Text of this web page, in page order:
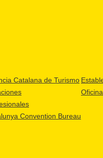
Catalana de Turismo
Convention Bureau